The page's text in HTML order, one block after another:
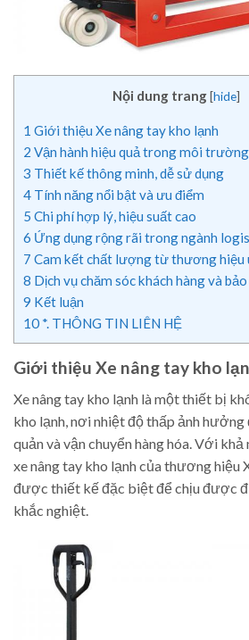
Nội dung trang [hide]
1 Giới thiệu Xe nâng tay kho lạnh
2 Vận hành hiệu quả trong môi
3 Thiết kế thông minh, dễ sử dụng
4 Tính năng nổi bật và ưu điểm
5 Chi phí hợp lý, hiệu suất cao
6 Ứng dụng rộng rãi trong ngành
7 Cam kết chất lượng từ thương hiệu
8 Dịch vụ chăm sóc khách hàng và
9 Kết luận
10 *. THÔNG TIN LIÊN HỆ
Giới thiệu Xe nâng tay kho
Xe nâng tay kho lạnh là một thiết bị
kho lạnh, nơi nhiệt độ thấp ảnh hưởng
quản và vận chuyển hàng hóa. Với
xe nâng tay kho lạnh của thương hiệu
được thiết kế đặc biệt để chịu được
khắc nghiệt.